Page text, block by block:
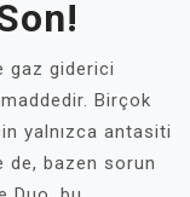
gaz giderici
Birçok
yalnızca antasiti
de, bazen sorun